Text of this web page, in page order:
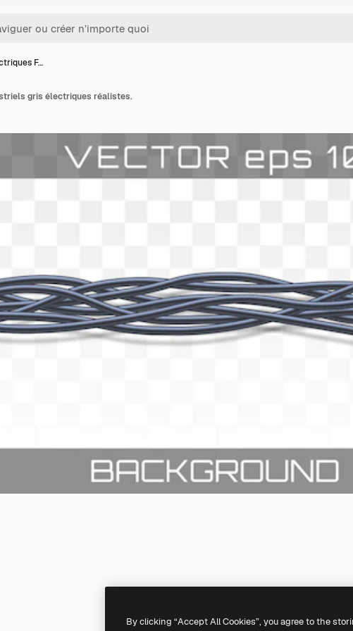
F…
gris électriques réalistes.
By clicking “Accept All Cookies”, you agree to the